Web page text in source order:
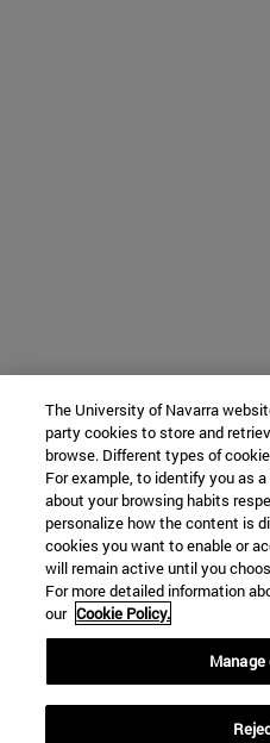
The University of Navarra
party cookies to store and
browse. Different types of
For example, to identify you as
about your browsing habits
personalize how the content is
cookies you want to enable or
will remain active until you
For more detailed information
our Cookie Policy.